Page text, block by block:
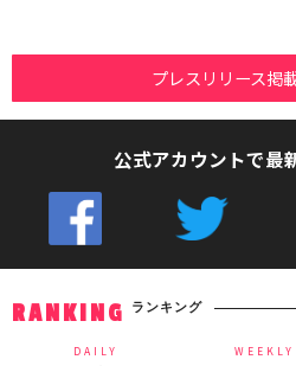
プレスリリース掲
公式アカウントで最
RANKING ランキング
DAILY WEEKLY